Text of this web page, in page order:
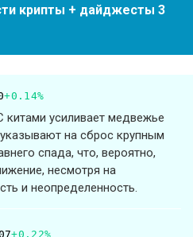
крипты + дайджесты 3
+0.14%
усиливает медвежье
на сброс крупным
спада, что, вероятно,
несмотря на
и неопределенность.
+0.22%